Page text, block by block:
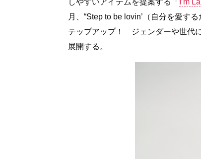
しやすいアイテムを提案する「
I’m
月、“Step to be lovin’（自分を愛す
テップアップ！ ジェンダーや世代
展開する。